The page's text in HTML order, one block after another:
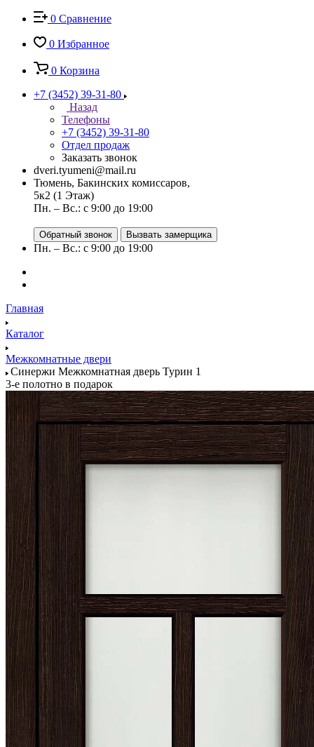
0 Сравнение
0 Избранное
0 Корзина
+7 (3452) 39-31-80
Назад
Телефоны
+7 (3452) 39-31-80
Отдел продаж
Заказать звонок
dveri.tyumeni@mail.ru
Тюмень, Бакинских комиссаров,
5к2 (1 Этаж)
Пн. – Вс.: с 9:00 до 19:00
Обратный звонок Вызвать замерщика
Пн. – Вс.: с 9:00 до 19:00
Главная
Каталог
Межкомнатные двери
Синержи Межкомнатная дверь Турин 1
3-е полотно в подарок